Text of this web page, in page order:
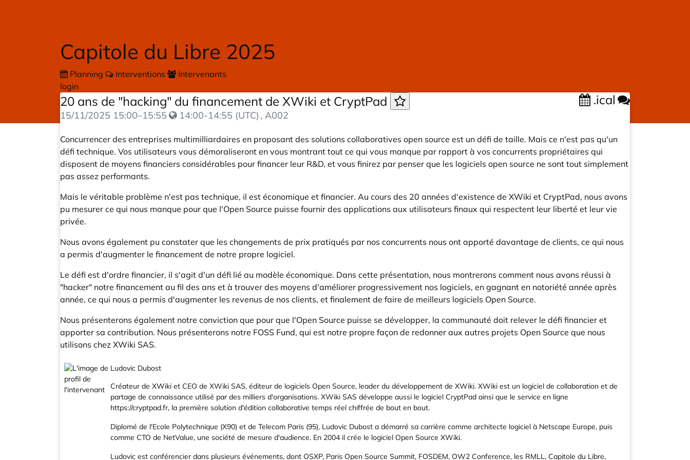
Capitole du Libre 2025
Planning Interventions
Intervenants
login
20 ans de "hacking" du financement de XWiki et CryptPad .ical
15/11/2025 15:00–15:55 14:00-14:55 (UTC) , A002
Concurrencer des entreprises multimilliardaires en proposant des solutions collaboratives open source est un défi de taille. Mais ce n'est pas qu'un
défi technique. Vos utilisateurs vous démoraliseront en vous montrant tout ce qui vous manque par rapport à vos concurrents propriétaires qui
disposent de moyens financiers considérables pour financer leur R&D, et vous finirez par penser que les logiciels open source ne sont tout simplement
pas assez performants.
Mais le véritable problème n'est pas technique, il est économique et financier. Au cours des 20 années d'existence de XWiki et CryptPad, nous avons
pu mesurer ce qui nous manque pour que l'Open Source puisse fournir des applications aux utilisateurs finaux qui respectent leur liberté et leur vie
privée.
Nous avons également pu constater que les changements de prix pratiqués par nos concurrents nous ont apporté davantage de clients, ce qui nous
a permis d'augmenter le financement de notre propre logiciel.
Le défi est d'ordre financier, il s'agit d'un défi lié au modèle économique. Dans cette présentation, nous montrerons comment nous avons réussi à
"hacker" notre financement au fil des ans et à trouver des moyens d'améliorer progressivement nos logiciels, en gagnant en notoriété année après
année, ce qui nous a permis d'augmenter les revenus de nos clients, et finalement de faire de meilleurs logiciels Open Source.
Nous présenterons également notre conviction que pour que l'Open Source puisse se développer, la communauté doit relever le défi financier et
apporter sa contribution. Nous présenterons notre FOSS Fund, qui est notre propre façon de redonner aux autres projets Open Source que nous
utilisons chez XWiki SAS.
Ludovic Dubost
Créateur de XWiki et CEO de XWiki SAS, éditeur de logiciels Open Source, leader du développement de XWiki. XWiki est un logiciel de collaboration et de
partage de connaissance utilisé par des milliers d'organisations. XWiki SAS développe aussi le logiciel CryptPad ainsi que le service en ligne
https://cryptpad.fr, la première solution d'édition collaborative temps réel chiffrée de bout en bout.
Diplomé de l'Ecole Polytechnique (X90) et de Telecom Paris (95), Ludovic Dubost a démarré sa carrière comme architecte logiciel à Netscape Europe, puis
comme CTO de NetValue, une société de mesure d'audience. En 2004 il crée le logiciel Open Source XWiki.
Ludovic est conférencier dans plusieurs événements, dont OSXP, Paris Open Source Summit, FOSDEM, OW2 Conference, les RMLL, Capitole du Libre,